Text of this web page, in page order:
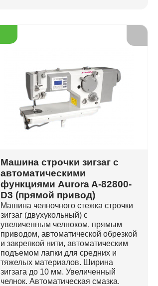
Машина строчки зигзаг с
автоматическими
функциями Aurora A-82800-
D3 (прямой привод)
Машина челночного стежка строчки
зигзаг (двухукольный) с
увеличенным челноком, прямым
приводом, автоматической обрезкой
и закрепкой нити, автоматическим
подъемом лапки для средних и
тяжелых материалов. Ширина
зигзага до 10 мм. Увеличенный
челнок. Автоматическая смазка.